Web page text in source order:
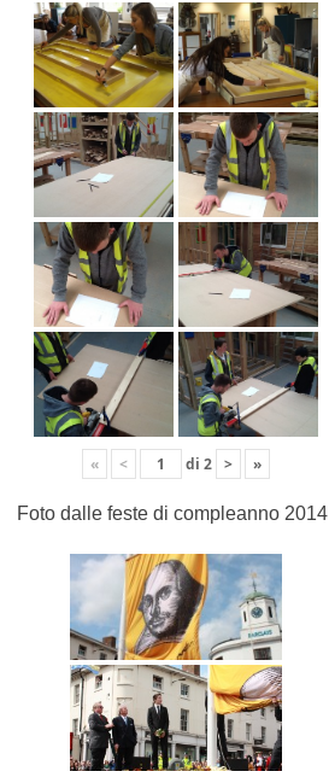
« < di 2 > »
Foto dalle feste di compleanno 2014